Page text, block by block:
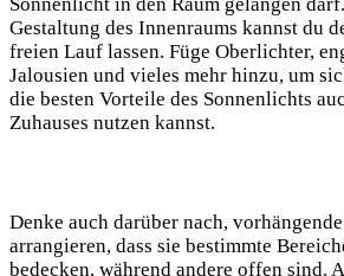
⁤Gestaltung des​ Innenraums kannst du
freien Lauf lassen. Füge Oberlichter,
Jalousien und vieles mehr⁣ hinzu, um
die besten Vorteile des Sonnenlichts
⁣Zuhauses nutzen kannst.
Denke auch darüber nach,‍
arrangieren, dass sie bestimmte
bedecken, ⁣während andere⁢ offen sind.